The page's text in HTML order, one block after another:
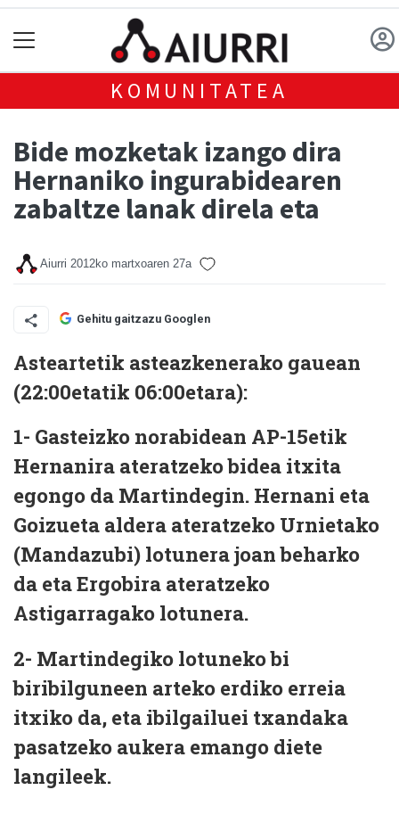
KOMUNITATEA
Bide mozketak izango dira
Hernaniko ingurabidearen
zabaltze lanak direla eta
Aiurri 2012ko martxoaren 27a
Gehitu gaitzazu Googlen
Asteartetik asteazkenerako gauean
(22:00etatik 06:00etara):
1- Gasteizko norabidean AP-15etik
Hernanira ateratzeko bidea itxita
egongo da Martindegin. Hernani eta
Goizueta aldera ateratzeko Urnietako
(Mandazubi) lotunera joan beharko
da eta Ergobira ateratzeko
Astigarragako lotunera.
2- Martindegiko lotuneko bi
biribilguneen arteko erdiko erreia
itxiko da, eta ibilgailuei txandaka
pasatzeko aukera emango diete
langileek.